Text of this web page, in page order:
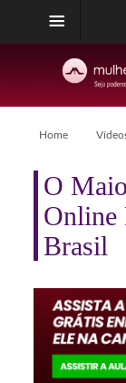
Home
O
Online
Brasil